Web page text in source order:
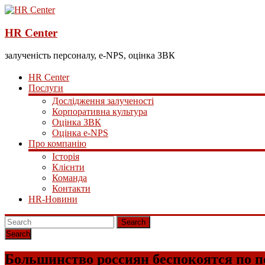
HR Center
залученість персоналу, e-NPS, оцінка ЗВК
HR Center
Послуги
Дослідження залученості
Корпоративна культура
Оцінка ЗВК
Оцінка e-NPS
Про компанію
Історія
Клієнти
Команда
Контакти
HR-Новини
Search
Большинство россиян беспокоятся по